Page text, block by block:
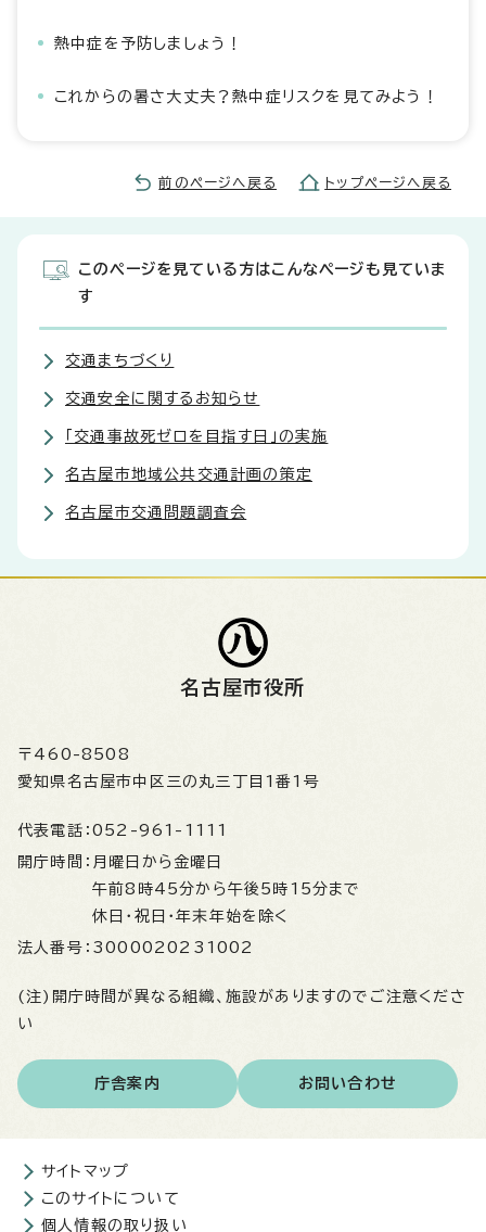
熱中症を予防しましょう！
これからの暑さ大丈夫？熱中症リスクを見てみよう！
前のページへ戻る トップページへ戻る
このページを見ている方はこんなページも見ていま
す
交通まちづくり
交通安全に関するお知らせ
「交通事故死ゼロを目指す日」の実施
名古屋市地域公共交通計画の策定
名古屋市交通問題調査会
名古屋市役所
〒460-8508
愛知県名古屋市中区三の丸三丁目1番1号
代表電話： 052-961-1111
開庁時間： 月曜日から金曜日
午前8時45分から午後5時15分まで
休日・祝日・年末年始を除く
法人番号： 3000020231002
(注)開庁時間が異なる組織、施設がありますのでご注意くださ
い
庁舎案内 お問い合わせ
サイトマップ
このサイトについて
個人情報の取り扱い